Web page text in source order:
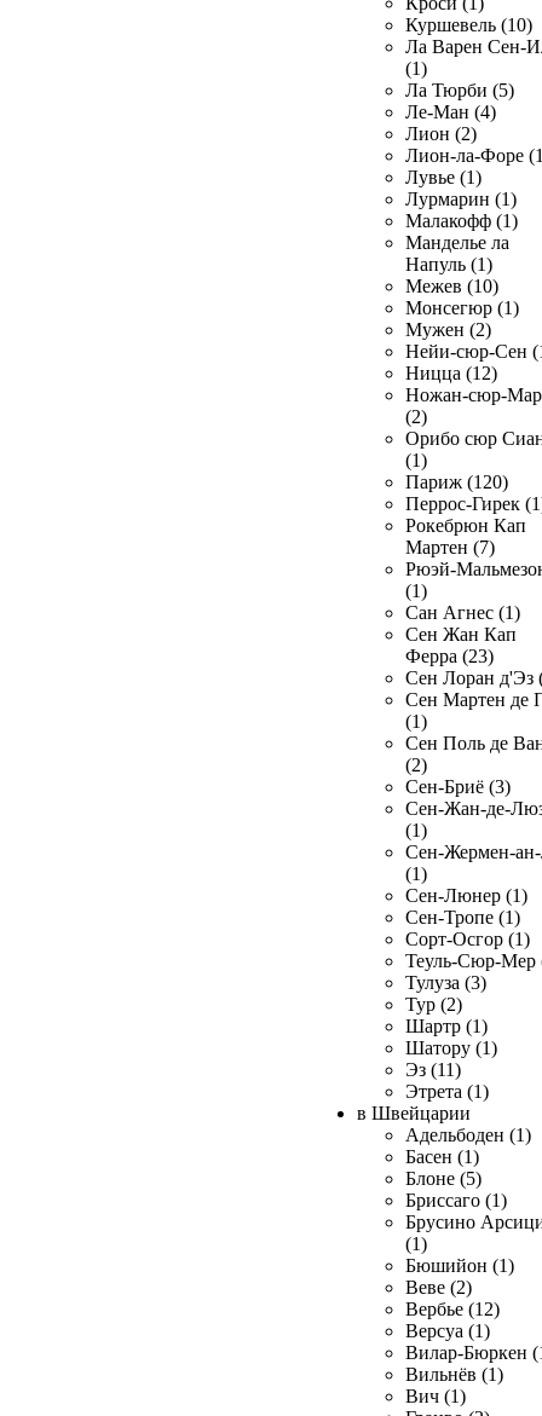
Куршевель (10)
Ла Варен Сен-
(1)
Ла Тюрби (5)
Ле-Ман (4)
Лион (2)
Лион-ла-Форе
Лувье (1)
Лурмарин (1)
Малакофф (1)
Манделье ла
Напуль (1)
Межев (10)
Монсегюр (1)
Мужен (2)
Нейи-сюр-Сен
Ницца (12)
Ножан-сюр-
(2)
Орибо сюр
(1)
Париж (120)
Перрос-Гирек
Рокебрюн Кап
Мартен (7)
Рюэй-
(1)
Сан Агнес (1)
Сен Жан Кап
Ферра (23)
Сен Лоран д'Эз
Сен Мартен де
(1)
Сен Поль де
(2)
Сен-Бриё (3)
Сен-Жан-де-
(1)
Сен-Жермен-
(1)
Сен-Люнер (1)
Сен-Тропе (1)
Сорт-Осгор (1)
Теуль-Сюр-Мер
Тулуза (3)
Тур (2)
Шартр (1)
Шатору (1)
Эз (11)
Этрета (1)
в Швейцарии
Адельбоден (1)
Басен (1)
Блоне (5)
Бриссаго (1)
Брусино
(1)
Бюшийон (1)
Веве (2)
Вербье (12)
Версуа (1)
Вилар-Бюркен
Вильнёв (1)
Вич (1)